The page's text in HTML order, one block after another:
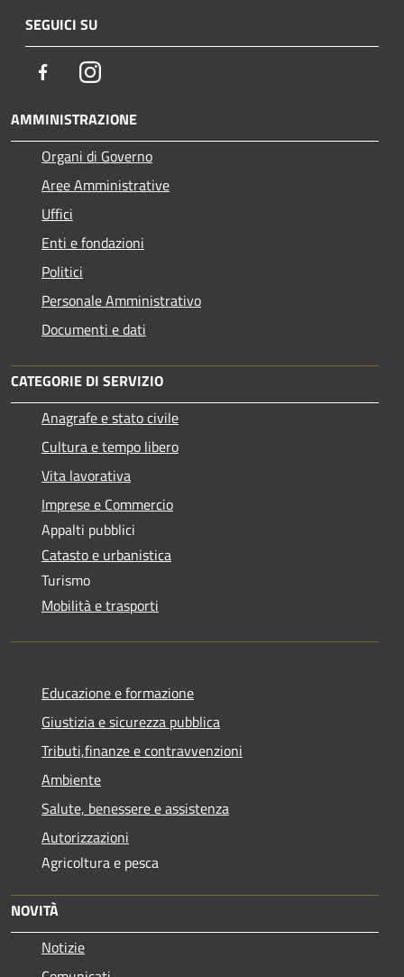
SEGUICI SU
FacebookInstagram
AMMINISTRAZIONE
Organi di Governo
Aree Amministrative
Uffici
Enti e fondazioni
Politici
Personale Amministrativo
Documenti e dati
CATEGORIE DI SERVIZIO
Anagrafe e stato civile
Cultura e tempo libero
Vita lavorativa
Imprese e Commercio
Appalti pubblici
Catasto e urbanistica
Turismo
Mobilità e trasporti
Educazione e formazione
Giustizia e sicurezza pubblica
Tributi,finanze e contravvenzioni
Ambiente
Salute, benessere e assistenza
Autorizzazioni
Agricoltura e pesca
NOVITÀ
Notizie